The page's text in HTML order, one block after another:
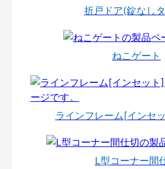
折戸ドア(錠なし
ねこゲート
ラインフレーム[インセ
L型コーナー間